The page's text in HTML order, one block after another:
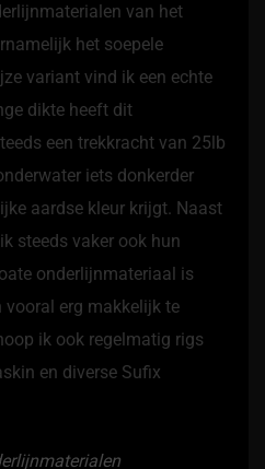
van het
het soepele
variant vind ik een echte
dikte heeft dit
een trekkracht van 25lb
iets donkerder
aardse kleur krijgt. Naast
steeds vaker ook hun
onderlijnmateriaal is
vooral erg makkelijk te
ik ook regelmatig rigs
en diverse Sufix